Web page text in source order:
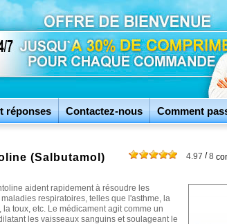
réponses Contactez-nous Comment
(Salbutamol) 4.97 /8
aident rapidement à résoudre les
respiratoires, telles que l'asthme, la
toux, etc. Le médicament agit comme un
les vaisseaux sanguins et soulageant le